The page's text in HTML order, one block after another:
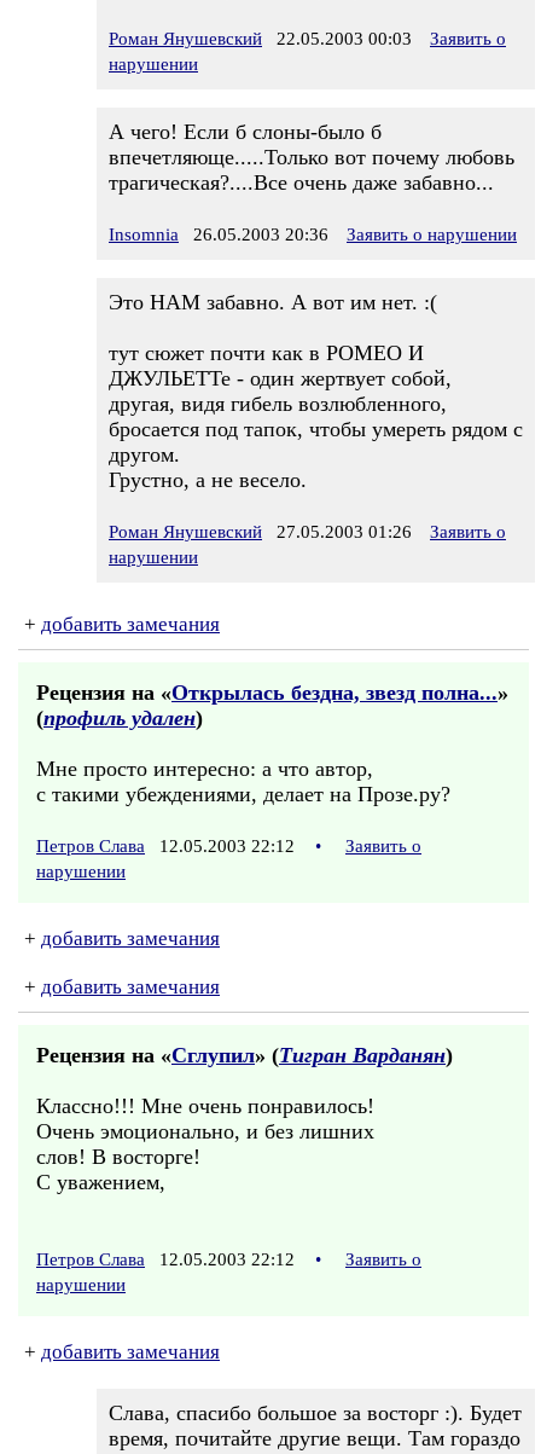
Роман Янушевский 22.05.2003 00:03
Заявить о
нарушении
А чего! Если б слоны-было б
впечетляюще.....Только вот почему любовь
трагическая?....Все очень даже забавно...
Insomnia 26.05.2003 20:36 Заявить о нарушении
Это НАМ забавно. А вот им нет. :(
тут сюжет почти как в РОМЕО И
ДЖУЛЬЕТТе - один жертвует собой,
другая, видя гибель возлюбленного,
бросается под тапок, чтобы умереть рядом с
другом.
Грустно, а не весело.
Роман Янушевский 27.05.2003 01:26
Заявить о
нарушении
+ добавить замечания
Рецензия на «Открылась бездна, звезд полна...»
(профиль удален)
Мне просто интересно: а что автор,
с такими убеждениями, делает на Прозе.ру?
Петров Слава 12.05.2003 22:12 •
Заявить о
нарушении
+ добавить замечания
+ добавить замечания
Рецензия на «Сглупил» (Тигран Варданян)
Классно!!! Мне очень понравилось!
Очень эмоционально, и без лишних
слов! В восторге!
С уважением,
Петров Слава 12.05.2003 22:12 •
Заявить о
нарушении
+ добавить замечания
Слава, спасибо большое за восторг :). Будет
время, почитайте другие вещи. Там гораздо